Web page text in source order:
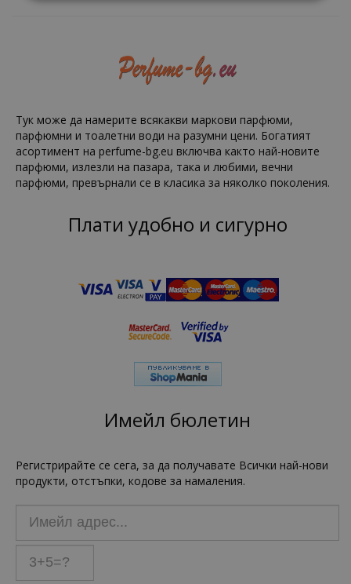
Тук може да намерите всякакви маркови парфюми,
парфюмни и тоалетни води на разумни цени. Богатият
асортимент на perfume-bg.eu включва както най-новите
парфюми, излезли на пазара, така и любими, вечни
парфюми, превърнали се в класика за няколко поколения.
Плати удобно и сигурно
Имейл бюлетин
Регистрирайте се сега, за да получавате Всички най-нови
продукти, отстъпки, кодове за намаления.